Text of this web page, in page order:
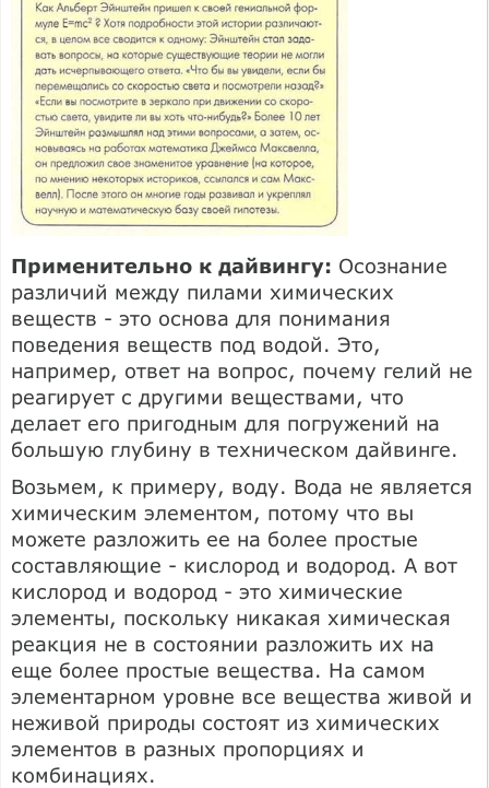
Применительно к дайвингу: Осознание
различий между пилами химических
веществ - это основа для понимания
поведения веществ под водой. Это,
например, ответ на вопрос, почему гелий не
реагирует с другими веществами, что
делает его пригодным для погружений на
большую глубину в техническом дайвинге.
Возьмем, к примеру, воду. Вода не является
химическим элементом, потому что вы
можете разложить ее на более простые
составляющие - кислород и водород. А вот
кислород и водород - это химические
элементы, поскольку никакая химическая
реакция не в состоянии разложить их на
еще более простые вещества. На самом
элементарном уровне все вещества живой и
неживой природы состоят из химических
элементов в разных пропорциях и
комбинациях.